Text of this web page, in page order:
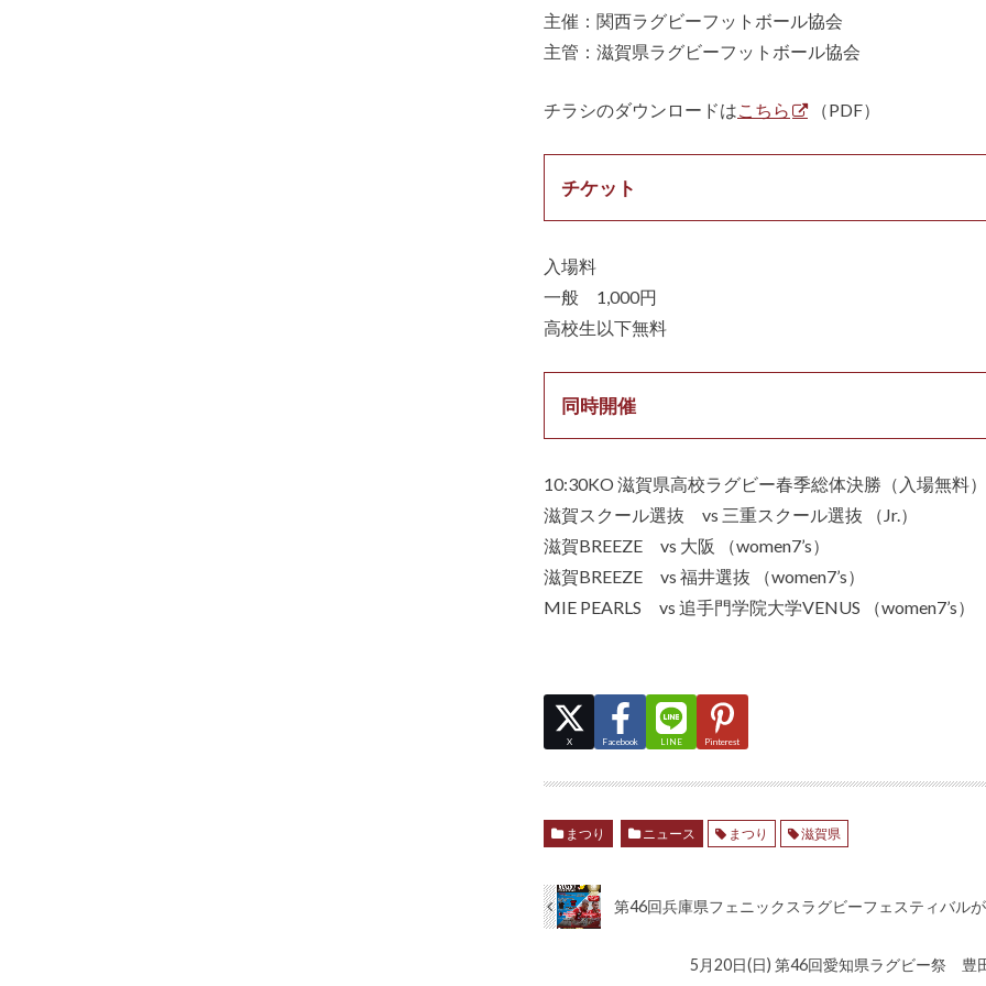
主催：関西ラグビーフットボール協会
主管：滋賀県ラグビーフットボール協会
チラシのダウンロードはこちら （PDF）
チケット
入場料
一般 1,000円
高校生以下無料
同時開催
10:30KO 滋賀県高校ラグビー春季総体決勝（入場無料）
滋賀スクール選抜 vs 三重スクール選抜 （Jr.）
滋賀BREEZE vs 大阪 （women7’s）
滋賀BREEZE vs 福井選抜 （women7’s）
MIE PEARLS vs 追手門学院大学VENUS （women7’s）
X Facebook LINE Pinterest
まつり ニュース まつり 滋賀県
第46回兵庫県フェニックスラグビーフェスティバル
5月20日(日) 第46回愛知県ラグビー祭